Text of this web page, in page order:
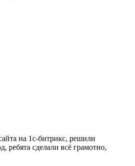
на 1с-битрикс, решили
ребята сделали всё грамотно,